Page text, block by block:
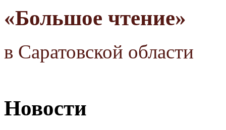
«Большое чтение»
в Саратовской области
Новости